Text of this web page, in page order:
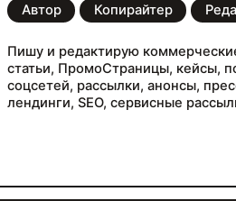
Автор Копирайтер
Пишу и редактирую
статьи, ПромоСтраницы, кейсы,
соцсетей, рассылки, анонсы,
лендинги, SEO, сервисные